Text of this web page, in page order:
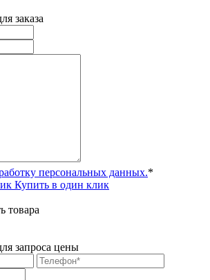
заказа
персональных данных.*
Купить в один клик
товара
запроса цены